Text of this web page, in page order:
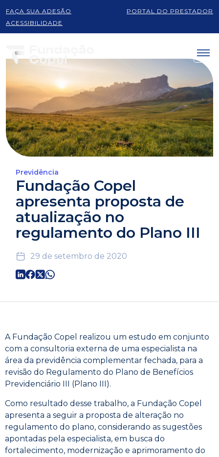
FAÇA SUA ADESÃO
PORTAL DO PRESTADOR
ACESSIBILIDADE
Previdência
Fundação Copel
apresenta proposta de
atualização no
regulamento do Plano III
29 de setembro de 2020
A Fundação Copel realizou um estudo em conjunto
com a consultoria externa de uma especialista na
área da previdência complementar fechada, para a
revisão do Regulamento do Plano de Benefícios
Previdenciário III (Plano III).
Como resultado desse trabalho, a Fundação Copel
apresenta a seguir a proposta de alteração no
regulamento do plano, considerando as sugestões
apontadas pela especialista, em busca do
fortalecimento, modernização e aprimoramento do